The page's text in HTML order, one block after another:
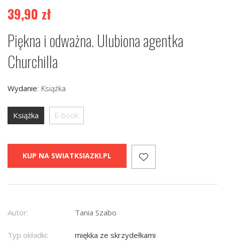
39,90 zł
Piękna i odważna. Ulubiona agentka
Churchilla
Wydanie: Książka
Książka E-book
KUP NA SWIATKSIAZKI.PL
Autor: Tania Szabo
Typ okładki: miękka ze skrzydełkami